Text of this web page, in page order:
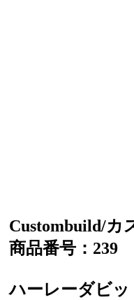
Custombuild/カ
商品番号：239
ハーレーダビッ